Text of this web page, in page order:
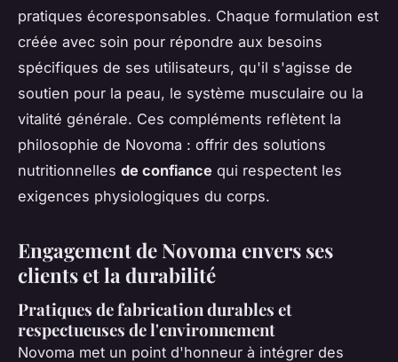
pratiques écoresponsables. Chaque formulation est
créée avec soin pour répondre aux besoins
spécifiques de ses utilisateurs, qu'il s'agisse de
soutien pour la peau, le système musculaire ou la
vitalité générale. Ces compléments reflètent la
philosophie de Novoma : offrir des solutions
nutritionnelles de confiance qui respectent les
exigences physiologiques du corps.
Engagement de Novoma envers ses
clients et la durabilité
Pratiques de fabrication durables et
respectueuses de l'environnement
Novoma met un point d'honneur à intégrer des